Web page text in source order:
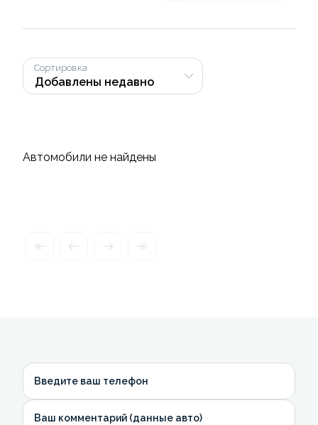
Сортировка
Автомобили не найдены
Введите ваш телефон
Ваш комментарий (данные авто)